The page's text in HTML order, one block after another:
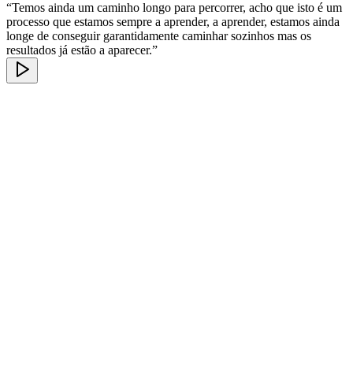
“Temos ainda um caminho longo para percorrer, acho que isto é um
processo que estamos sempre a aprender, a aprender, estamos ainda
longe de conseguir garantidamente caminhar sozinhos mas os
resultados já estão a aparecer.”